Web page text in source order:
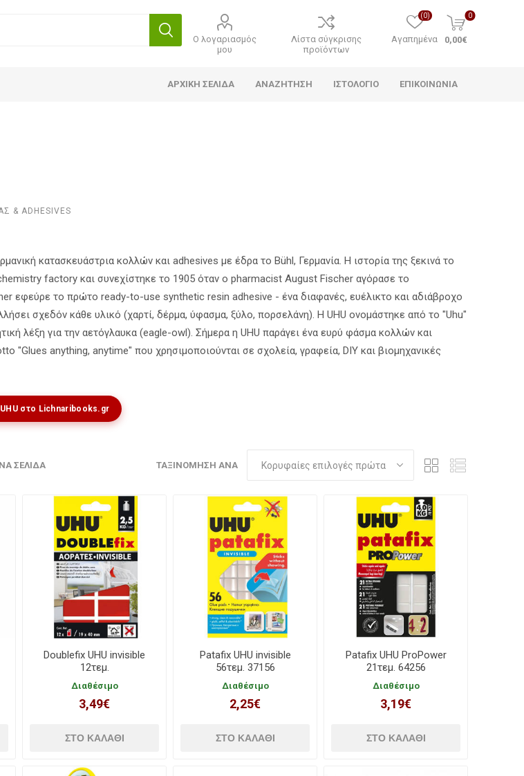
Ο λογαριασμός
μου
Λίστα σύγκρισης
προϊόντων
Αγαπημένα
(0) 0
0,00€
ΑΡΧΙΚΉ ΣΕΛΊΔΑ ΑΝΑΖΉΤΗΣΗ ΙΣΤΟΛΌΓΙΟ ΕΠΙΚΟΙΝΩΝΊΑ
& ADHESIVES
κατασκευάστρια κολλών και adhesives με έδρα το Bühl, Γερμανία. Η ιστορία της ξεκινά το
factory και συνεχίστηκε το 1905 όταν ο pharmacist August Fischer αγόρασε το
εφεύρε το πρώτο ready-to-use synthetic resin adhesive - ένα διαφανές, ευέλικτο και αδιάβροχο
σχεδόν κάθε υλικό (χαρτί, δέρμα, ύφασμα, ξύλο, πορσελάνη). Η UHU ονομάστηκε από το "Uhu"
λέξη για την αετόγλαυκα (eagle-owl). Σήμερα η UHU παράγει ένα ευρύ φάσμα κολλών και
"Glues anything, anytime" που χρησιμοποιούνται σε σχολεία, γραφεία, DIY και βιομηχανικές
στο Lichnaribooks.gr
ΤΑΞΙΝΌΜΗΣΗ ΑΝΆ
ΣΕΛΊΔΑ
Doublefix UHU invisible
12τεμ.
Διαθέσιμο
3,49€
Patafix UHU invisible
56τεμ. 37156
Διαθέσιμο
2,25€
Patafix UHU ProPower
21τεμ. 64256
Διαθέσιμο
3,19€